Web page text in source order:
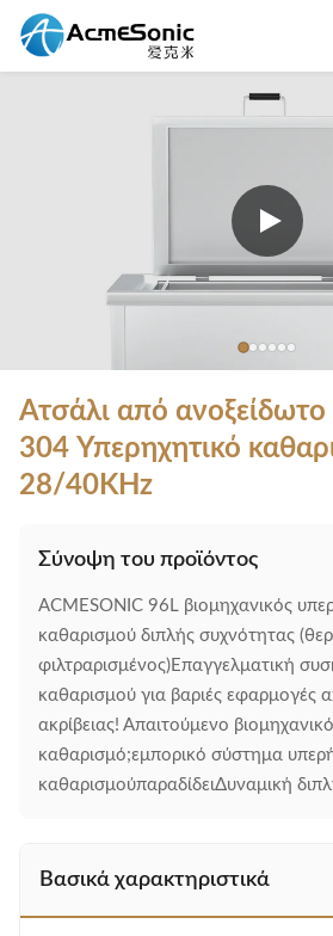
Ατσάλι από ανοξείδωτο
304 Υπερηχητικό
28/40KHz
Σύνοψη του προϊόντος
ACMESONIC 96L βιομηχανικός
καθαρισμού διπλής συχνότητας
φιλτραρισμένος)Επαγγελματική
καθαρισμού για βαριές εφαρμογές
ακρίβειας! Απαιτούμενο βιομηχανικό
καθαρισμό;εμπορικό σύστημα
καθαρισμούπαραδίδειΔυναμική
Βασικά χαρακτηριστικά